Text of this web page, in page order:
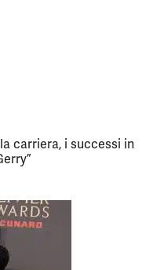
carriera, i successi in